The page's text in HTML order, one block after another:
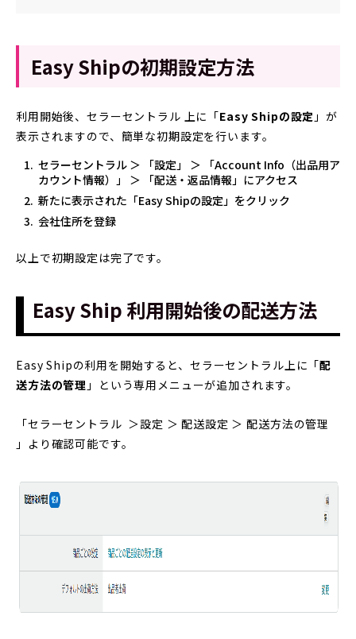
Easy Shipの初期設定方法
利用開始後、セラーセントラル 上に「Easy Shipの設定 」が
表示されますので、簡単な初期設定を行います。
セラーセントラル ＞ 「設定」 ＞ 「Account Info（出品用ア
カウント情報）」 ＞ 「配送・返品情報」にアクセス
新たに表示された「Easy Shipの設定」をクリック
会社住所を登録
以上で初期設定は完了です。
Easy Ship 利用開始後の配送方法
Easy Shipの利用を開始すると、セラーセントラル上に「配
送方法の管理 」という専用メニューが追加されます。
「セラーセントラル ＞設定 ＞ 配送設定 ＞ 配送方法の管理
」より確認可能です。